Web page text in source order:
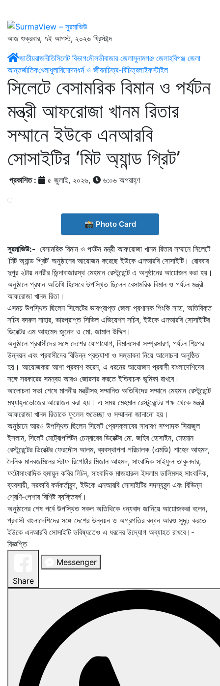
আজ শুক্রবার, ৭ই আগস্ট, ২০২৬ খ্রিস্টাব্দ
জাতীয়রাজনীতিসিলেট বিভাগমৌলভীবাজার জেলাসুনামগঞ্জ জেলাহবিগঞ্জ জেলা
আন্তর্জাতিকখেলাধুলাবিনোদনধর্ম ও জীবনচিত্র-বিচিত্রলাইফস্টাইল
সিলেটে বেসামরিক বিমান ও পর্যটন
মন্ত্রী আফরোজা খানম রিতার
সম্মানে ইউকে এনআরবি
সোসাইটির ‘মিট অ্যান্ড গ্রিট’
প্রকাশিত : ৫ জুলাই, ২০২৬, ৬:০৬ অপরাহ্ণ
📸 Photo Card
সুরমাভিউ:- বেসামরিক বিমান ও পর্যটন মন্ত্রী আফরোজা খানম রিতার সম্মানে সিলেটে
‘মিট অ্যান্ড গ্রিট’ অনুষ্ঠানের আয়োজন করেছে ইউকে এনআরবি সোসাইটি। রোববার
দুপুর ২টায় নগরীর জিন্দাবাজারস্থ মেহমান রেস্টুরেন্টে এ অনুষ্ঠানের আয়োজন করা হয়।
অনুষ্ঠানে প্রধান অতিথি হিসেবে উপস্থিত ছিলেন বেসামরিক বিমান ও পর্যটন মন্ত্রী
আফরোজা খানম রিতা।
এসময় উপস্থিত ছিলেন সিলেটের ভারপ্রাপ্ত জেলা প্রশাসক পিংকি সাহা, অতিরিক্ত
সচিব বদরুন নাহার, ভারপ্রাপ্ত সিভিল এভিয়েশন সচিব, ইউকে এনআরবি সোসাইটির
ডিরেক্টর এম আহমেদ জুনেদ ও মো. জামাল উদ্দিন।
অনুষ্ঠানে প্রবাসীদের সঙ্গে দেশের যোগাযোগ, বিমানসেবা সম্প্রসারণ, পর্যটন শিল্পের
উন্নয়ন এবং প্রবাসীদের বিভিন্ন প্রত্যাশা ও সম্ভাবনা নিয়ে আলোচনা অনুষ্ঠিত
হয়। আয়োজকরা আশা প্রকাশ করেন, এ ধরনের আয়োজন প্রবাসী বাংলাদেশিদের
সঙ্গে সরকারের সমন্বয় আরও জোরদার করতে ইতিবাচক ভূমিকা রাখবে।
আলোচনা সভা শেষে মাননীয় মন্ত্রীসহ সম্মানিত অতিথিদের সম্মানে মেহমান রেস্টুরেন্টে
মধ্যাহ্নভোজের আয়োজন করা হয়। এ সময় মেহমান রেস্টুরেন্টের পক্ষ থেকে মন্ত্রী
আফরোজা খানম রিতাকে ফুলেল শুভেচ্ছা ও সম্মাননা জানানো হয়।
অনুষ্ঠানে আরও উপস্থিত ছিলেন সিলেট প্রেসক্লাবের সাধারণ সম্পাদক সিরাজুল
ইসলাম, সিলেট মেট্রোপলিটন চেম্বারের ডিরেক্টর মো. জহির হোসাইন, মেহমান
রেস্টুরেন্টের ডিরেক্টর ফেরদৌস আলম, ব্যবস্থাপনা পরিচালক (এমডি) শাহেদ আহমদ,
দৈনিক মানবজমিনের স্টাফ রিপোর্টার মিজান আহমদ, সাংবাদিক সাইফুল তাকুলদার,
ফটোসাংবাদিক হুমায়ুন কবির লিটন, সাংবাদিক মাজহারুল ইসলাম ডালিমসহ সাংবাদিক,
ব্যবসায়ী, সরকারি কর্মকর্তাবৃন্দ, ইউকে এনআরবি সোসাইটির সদস্যবৃন্দ এবং বিভিন্ন
শ্রেণি-পেশার বিশিষ্ট ব্যক্তিবর্গ।
অনুষ্ঠানের শেষ পর্বে উপস্থিত সকল অতিথিকে ধন্যবাদ জানিয়ে আয়োজকরা বলেন,
প্রবাসী বাংলাদেশিদের সঙ্গে দেশের উন্নয়ন ও অগ্রগতির বন্ধন আরও সুদৃঢ় করতে
ইউকে এনআরবি সোসাইটি ভবিষ্যতেও এ ধরনের উদ্যোগ অব্যাহত রাখবে।-
বিজ্ঞপ্তি
Share
Messenger